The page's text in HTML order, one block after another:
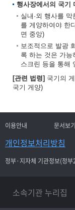
행사장에서의 국기
실내·외 행사를
를 게양하여야 한
면 중앙)
보조적으로 발광
록 하는 것은 가
스크린 등을 통해
[관련 법령] 국기의
국기 게양)
이용안내 문서보
개인정보처리방침
정부·지자체 기관정보(정부
소속기관 누리집